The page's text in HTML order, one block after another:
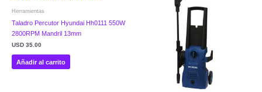
Herramientas
Taladro Percutor Hyundai Hh0111 550W
2800RPM Mandril 13mm
USD 35.00
Añadir al carrito